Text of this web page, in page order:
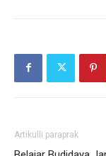
Artikulli paraprak